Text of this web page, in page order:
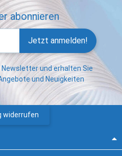
abonnieren
Jetzt anmelden!
und erhalten Sie
und Neuigkeiten
widerrufen